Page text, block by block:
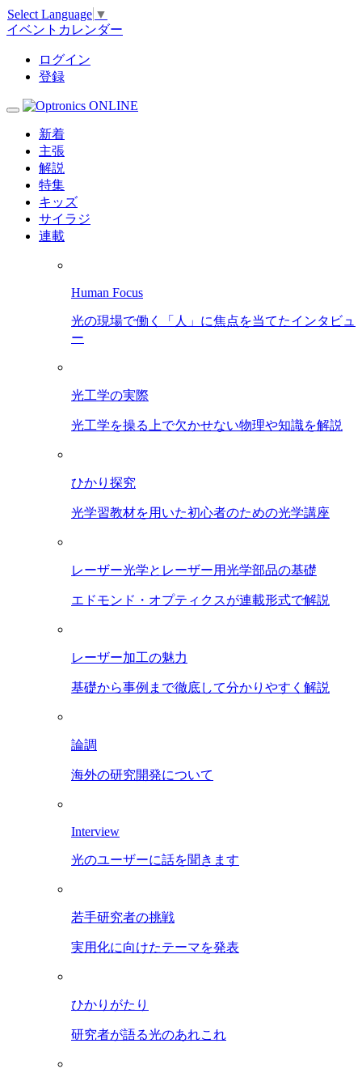
Select Language ▼
イベントカレンダー
ログイン
登録
新着
主張
解説
特集
キッズ
サイラジ
連載
Human Focus
光の現場で働く「人」に焦点を当てたインタビュ
ー
光工学の実際
光工学を操る上で欠かせない物理や知識を解説
ひかり探究
光学習教材を用いた初心者のための光学講座
レーザー光学とレーザー用光学部品の基礎
エドモンド・オプティクスが連載形式で解説
レーザー加工の魅力
基礎から事例まで徹底して分かりやすく解説
論調
海外の研究開発について
Interview
光のユーザーに話を聞きます
若手研究者の挑戦
実用化に向けたテーマを発表
ひかりがたり
研究者が語る光のあれこれ